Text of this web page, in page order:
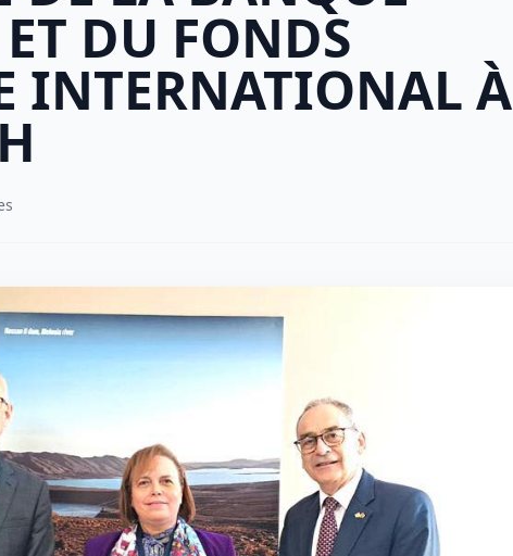
DU FONDS
INTERNATIONAL À